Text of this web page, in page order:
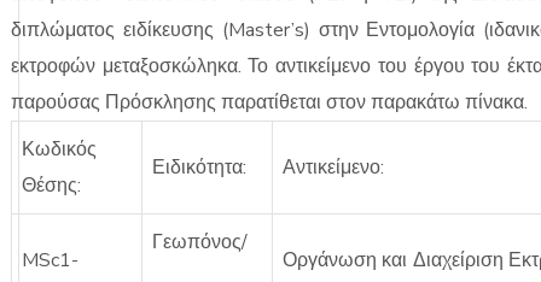
διπλώματος ειδίκευσης (Master’s) στην Εντομολογία
εκτροφών μεταξοσκώληκα. Το αντικείμενο του έργου του
παρούσας Πρόσκλησης παρατίθεται στον παρακάτω πίνακα.
Κωδικός
Θέσης:
Ειδικότητα: Αντικείμενο:
MSc1-
Γεωπόνος/
Οργάνωση και Διαχείριση